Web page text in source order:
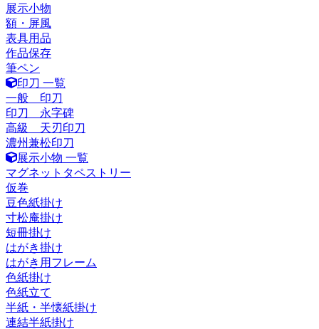
展示小物
額・屏風
表具用品
作品保存
筆ペン
印刀 一覧
一般 印刀
印刀 永字碑
高級 天刃印刀
濃州兼松印刀
展示小物 一覧
マグネットタペストリー
仮巻
豆色紙掛け
寸松庵掛け
短冊掛け
はがき掛け
はがき用フレーム
色紙掛け
色紙立て
半紙・半懐紙掛け
連結半紙掛け